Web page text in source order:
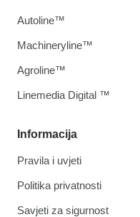
Informacija
Pravila i uvjeti
Politika privatnosti
Savjeti za sigurnost
Autoline™
Machineryline™
Agroline™
Linemedia Digital ™